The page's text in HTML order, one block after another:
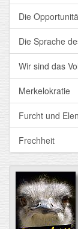
Die
Die Sprache
Wir sind das
Merkelokratie
Furcht und
Frechheit